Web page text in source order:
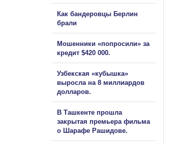
Как бандеровцы Берлин
брали
Мошенники «попросили» за
кредит $420 000.
Узбекская «кубышка»
выросла на 8 миллиардов
долларов.
В Ташкенте прошла
закрытая премьера фильма
о Шарафе Рашидове.